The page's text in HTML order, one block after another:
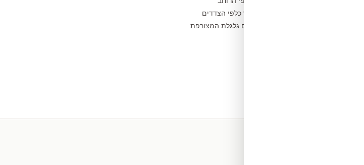
הדבקו מהמרכז כלפי הצדדים
הסירו בועות עם גלגלת המצורפת